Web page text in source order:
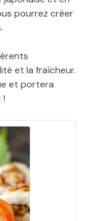
pourrez créer
et la fraîcheur.
et portera
!